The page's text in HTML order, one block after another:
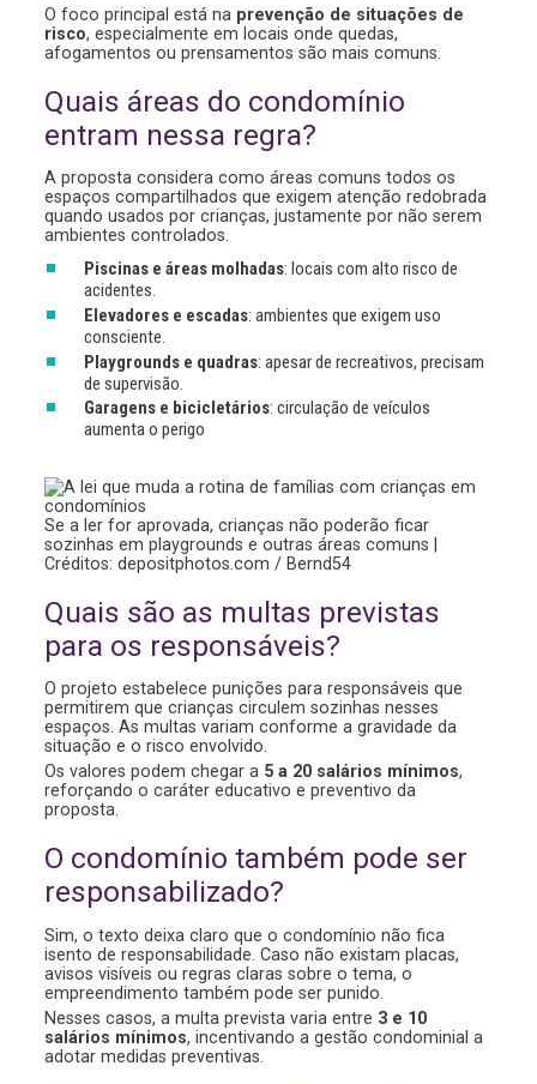
O foco principal está na prevenção de situações de
risco, especialmente em locais onde quedas,
afogamentos ou prensamentos são mais comuns.
Quais áreas do condomínio
entram nessa regra?
A proposta considera como áreas comuns todos os
espaços compartilhados que exigem atenção redobrada
quando usados por crianças, justamente por não serem
ambientes controlados.
Piscinas e áreas molhadas: locais com alto risco de
acidentes.
Elevadores e escadas: ambientes que exigem uso
consciente.
Playgrounds e quadras: apesar de recreativos, precisam
de supervisão.
Garagens e bicicletários: circulação de veículos
aumenta o perigo
Se a ler for aprovada, crianças não poderão ficar
sozinhas em playgrounds e outras áreas comuns |
Créditos: depositphotos.com / Bernd54
Quais são as multas previstas
para os responsáveis?
O projeto estabelece punições para responsáveis que
permitirem que crianças circulem sozinhas nesses
espaços. As multas variam conforme a gravidade da
situação e o risco envolvido.
Os valores podem chegar a 5 a 20 salários mínimos,
reforçando o caráter educativo e preventivo da
proposta.
O condomínio também pode ser
responsabilizado?
Sim, o texto deixa claro que o condomínio não fica
isento de responsabilidade. Caso não existam placas,
avisos visíveis ou regras claras sobre o tema, o
empreendimento também pode ser punido.
Nesses casos, a multa prevista varia entre 3 e 10
salários mínimos, incentivando a gestão condominial a
adotar medidas preventivas.